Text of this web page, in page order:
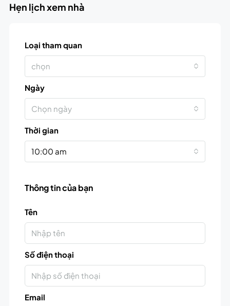
Hẹn lịch xem nhà
Loại tham quan
chọn
Ngày
Chọn ngày
Thời gian
10:00 am
Thông tin của bạn
Tên
Số điện thoại
Email